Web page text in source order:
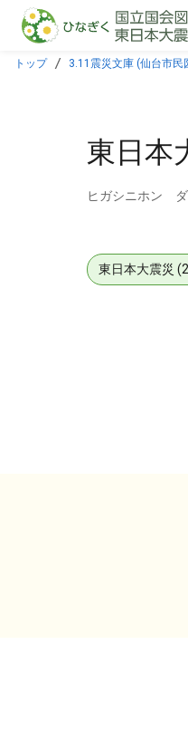
本文に飛ぶ
トップ 3.11震災文庫 (仙台市民
東日本
ヒガシニホン
東日本大震災